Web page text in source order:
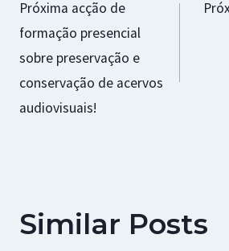
de
artigos
Próxima acção de
formação presencial
sobre preservação e
conservação de acervos
audiovisuais!
Similar Posts